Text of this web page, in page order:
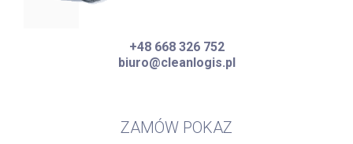
+48 668 326 752
biuro@cleanlogis.pl
ZAMÓW POKAZ